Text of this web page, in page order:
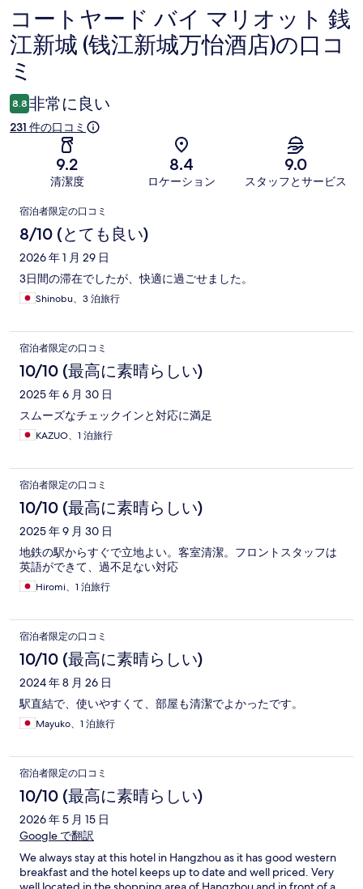
口
コ
ミ
コートヤード バイ マリオット 銭
江新城 (钱江新城万怡酒店)の口コ
ミ
8.8 非常に良い
231 件の口コミ
9.2
清潔度
8.4
ロケーション
9.0
スタッフとサービス
口
コ
ミ
宿泊者限定の口コミ
8/10 (とても良い)
2026 年 1 月 29 日
3日間の滞在でしたが、快適に過ごせました。
Shinobu、3 泊旅行
宿泊者限定の口コミ
10/10 (最高に素晴らしい)
2025 年 6 月 30 日
スムーズなチェックインと対応に満足
KAZUO、1 泊旅行
宿泊者限定の口コミ
10/10 (最高に素晴らしい)
2025 年 9 月 30 日
地鉄の駅からすぐで立地よい。客室清潔。フロントスタッフは
英語ができて、過不足ない対応
Hiromi、1 泊旅行
宿泊者限定の口コミ
10/10 (最高に素晴らしい)
2024 年 8 月 26 日
駅直結で、使いやすくて、部屋も清潔でよかったです。
Mayuko、1 泊旅行
宿泊者限定の口コミ
10/10 (最高に素晴らしい)
2026 年 5 月 15 日
Google で翻訳
We always stay at this hotel in Hangzhou as it has good western
breakfast and the hotel keeps up to date and well priced. Very